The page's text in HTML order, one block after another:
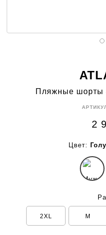
Пляжные шорты
2
Цвет:
2XL M